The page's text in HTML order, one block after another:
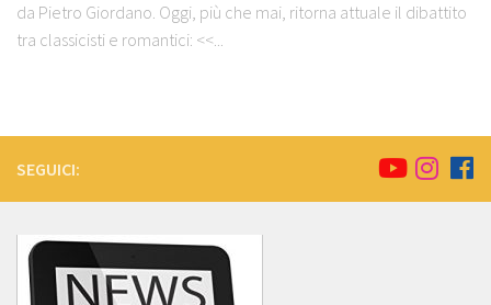
da Pietro Giordano. Oggi, più che mai, ritorna attuale il dibattito
tra classicisti e romantici: <<...
SEGUICI: